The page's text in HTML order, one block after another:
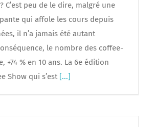
C’est peu de le dire, malgré une
qui affole les cours depuis
il n’a jamais été autant
le nombre des coffee-
+74 % en 10 ans. La 6e édition
Show qui s’est [...]